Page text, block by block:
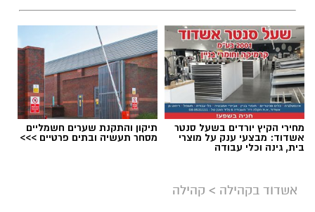
מחירי הקיץ יורדים בשעל סנטר
אשדוד: מבצעי ענק על מוצרי
בית, גינה וכלי עבודה
תיקון והתקנת שערים חשמליים
מסחר תעשיה ובתים פרטיים >>>
אשדוד בקהילה > קהילה